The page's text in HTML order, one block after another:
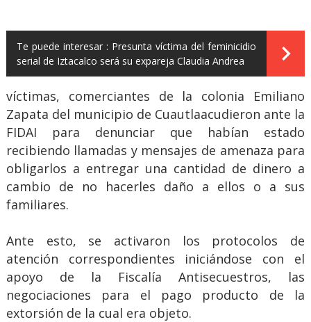
Te puede interesar : Presunta víctima del feminicidio
serial de Iztacalco será su expareja Claudia Andrea
víctimas, comerciantes de la colonia Emiliano
Zapata del municipio de Cuautlaacudieron ante la
FIDAI para denunciar que habían estado
recibiendo llamadas y mensajes de amenaza para
obligarlos a entregar una cantidad de dinero a
cambio de no hacerles daño a ellos o a sus
familiares.
Ante esto, se activaron los protocolos de
atención correspondientes iniciándose con el
apoyo de la Fiscalía Antisecuestros, las
negociaciones para el pago producto de la
extorsión de la cual era objeto.